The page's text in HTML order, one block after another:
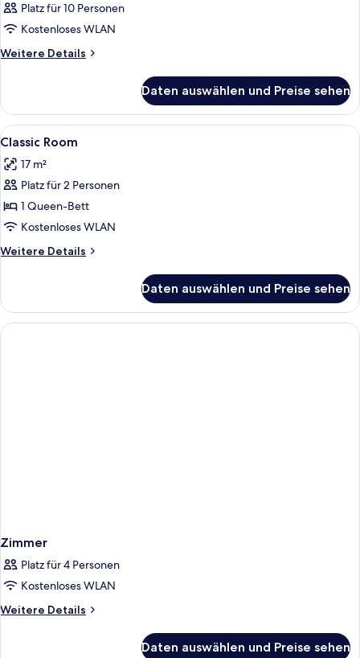
Platz für 10 Personen
Kostenloses WLAN
Weitere Details
Weitere
Daten auswählen und Preise sehen
Alle
Fotos
für
Classic
Room
anzeigen
Ein Hotelzimmer mit einem Bett,
4
Classic Room
17 m²
Platz für 2 Personen
1 Queen-Bett
Kostenloses WLAN
Weitere Details
Weitere
Room
Daten auswählen und Preise sehen
Zimmer
Platz für 4 Personen
Kostenloses WLAN
Weitere Details
Weitere
Daten auswählen und Preise sehen